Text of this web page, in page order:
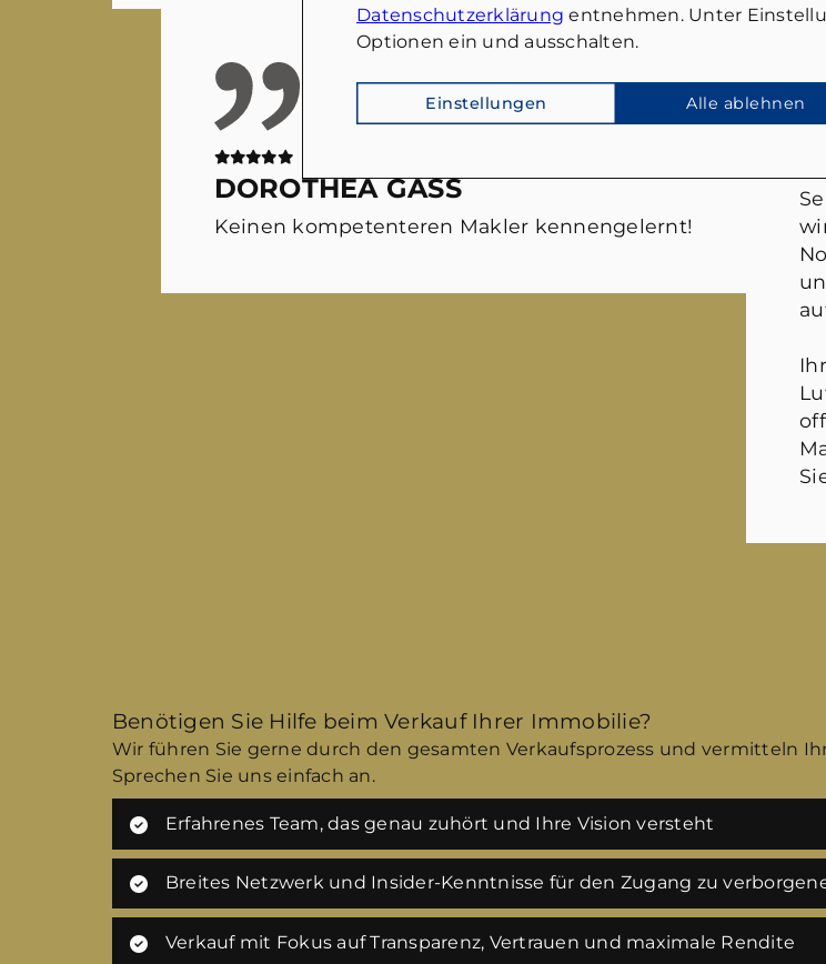
DOROTHEA GASS
Keinen kompetenteren Makler kennengelernt!
Benötigen Sie Hilfe beim Verkauf Ihrer Immobilie?
Wir führen Sie gerne durch den gesamten Verkaufsprozess und vermitteln
Sprechen Sie uns einfach an.
Erfahrenes Team, das genau zuhört und Ihre Vision versteht
Breites Netzwerk und Insider-Kenntnisse für den Zugang zu
Verkauf mit Fokus auf Transparenz, Vertrauen und maximale Rendite
Datenschutzerklärung entnehmen. Unter
Optionen ein und ausschalten.
Einstellungen Alle ablehnen